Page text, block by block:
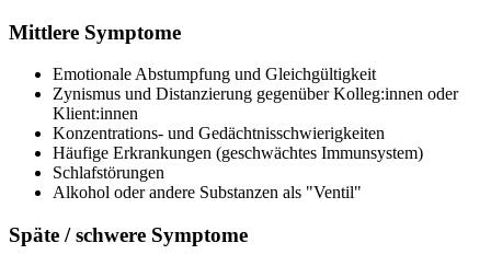
Mittlere Symptome
Emotionale Abstumpfung und Gleichgültigkeit
Zynismus und Distanzierung gegenüber Kolleg:innen oder
Klient:innen
Konzentrations- und Gedächtnisschwierigkeiten
Häufige Erkrankungen (geschwächtes Immunsystem)
Schlafstörungen
Alkohol oder andere Substanzen als "Ventil"
Späte / schwere Symptome